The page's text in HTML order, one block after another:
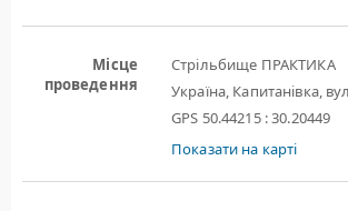
Місце
проведення
Стрільбище ПРАКТИКА
Україна, Капитанівка,
GPS 50.44215 : 30.20449
Показати на карті